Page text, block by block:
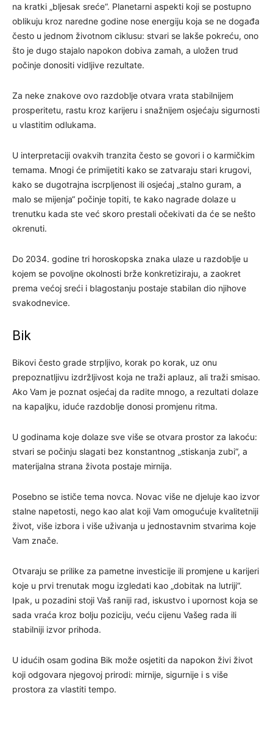
na kratki „bljesak sreće“. Planetarni aspekti koji se postupno
oblikuju kroz naredne godine nose energiju koja se ne događa
često u jednom životnom ciklusu: stvari se lakše pokreću, ono
što je dugo stajalo napokon dobiva zamah, a uložen trud
počinje donositi vidljive rezultate.
Za neke znakove ovo razdoblje otvara vrata stabilnijem
prosperitetu, rastu kroz karijeru i snažnijem osjećaju sigurnosti
u vlastitim odlukama.
U interpretaciji ovakvih tranzita često se govori i o karmičkim
temama. Mnogi će primijetiti kako se zatvaraju stari krugovi,
kako se dugotrajna iscrpljenost ili osjećaj „stalno guram, a
malo se mijenja“ počinje topiti, te kako nagrade dolaze u
trenutku kada ste već skoro prestali očekivati da će se nešto
okrenuti.
Do 2034. godine tri horoskopska znaka ulaze u razdoblje u
kojem se povoljne okolnosti brže konkretiziraju, a zaokret
prema većoj sreći i blagostanju postaje stabilan dio njihove
svakodnevice.
Bik
Bikovi često grade strpljivo, korak po korak, uz onu
prepoznatljivu izdržljivost koja ne traži aplauz, ali traži smisao.
Ako Vam je poznat osjećaj da radite mnogo, a rezultati dolaze
na kapaljku, iduće razdoblje donosi promjenu ritma.
U godinama koje dolaze sve više se otvara prostor za lakoću:
stvari se počinju slagati bez konstantnog „stiskanja zubi“, a
materijalna strana života postaje mirnija.
Posebno se ističe tema novca. Novac više ne djeluje kao izvor
stalne napetosti, nego kao alat koji Vam omogućuje kvalitetniji
život, više izbora i više uživanja u jednostavnim stvarima koje
Vam znače.
Otvaraju se prilike za pametne investicije ili promjene u karijeri
koje u prvi trenutak mogu izgledati kao „dobitak na lutriji“.
Ipak, u pozadini stoji Vaš raniji rad, iskustvo i upornost koja se
sada vraća kroz bolju poziciju, veću cijenu Vašeg rada ili
stabilniji izvor prihoda.
U idućih osam godina Bik može osjetiti da napokon živi život
koji odgovara njegovoj prirodi: mirnije, sigurnije i s više
prostora za vlastiti tempo.